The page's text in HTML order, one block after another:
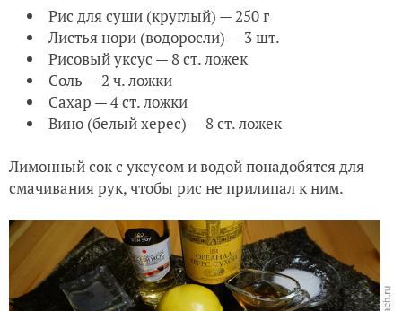
Рис для суши (круглый) — 250 г
Листья нори (водоросли) — 3 шт.
Рисовый уксус — 8 ст. ложек
Соль — 2 ч. ложки
Сахар — 4 ст. ложки
Вино (белый херес) — 8 ст. ложек
Лимонный сок с уксусом и водой понадобятся для
смачивания рук, чтобы рис не прилипал к ним.